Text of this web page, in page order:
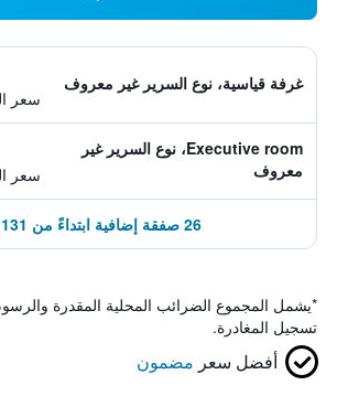
غرفة قياسية، نوع السرير غير معروف
سعر
Executive room، نوع السرير غير
معروف
سعر
26 صفقة إضافية ابتداءً من 131 ﷼
*يشمل المجموع الضرائب المحلية المقدرة
تسجيل المغادرة.
أفضل سعر مضمون